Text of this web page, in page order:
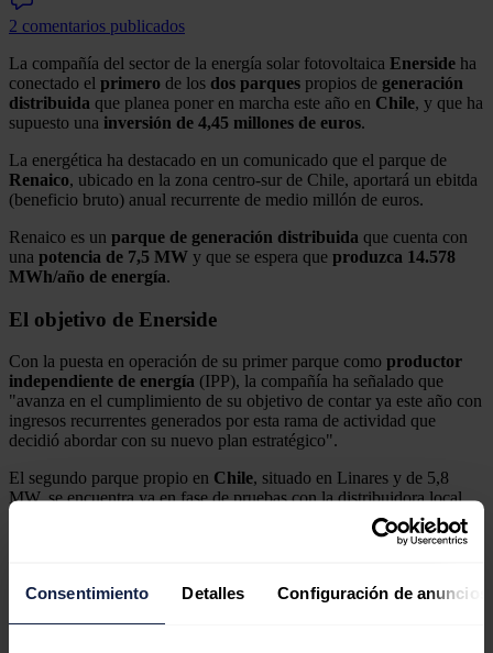
Consentimiento Detalles Configuración de anuncios
2 comentarios publicados
La compañía del sector de la energía solar fotovoltaica Enerside ha
conectado el primero de los dos parques propios de generación
distribuida que planea poner en marcha este año en Chile, y que ha
supuesto una inversión de 4,45 millones de euros.
La energética ha destacado en un comunicado que el parque de
Renaico, ubicado en la zona centro-sur de Chile, aportará un ebitda
(beneficio bruto) anual recurrente de medio millón de euros.
Renaico es un parque de generación distribuida que cuenta con
una potencia de 7,5 MW y que se espera que produzca 14.578
MWh/año de energía.
El objetivo de Enerside
Con la puesta en operación de su primer parque como productor
independiente de energía (IPP), la compañía ha señalado que
"avanza en el cumplimiento de su objetivo de contar ya este año con
ingresos recurrentes generados por esta rama de actividad que
decidió abordar con su nuevo plan estratégico".
El segundo parque propio en Chile, situado en Linares y de 5,8
MW, se encuentra ya en fase de pruebas con la distribuidora local.